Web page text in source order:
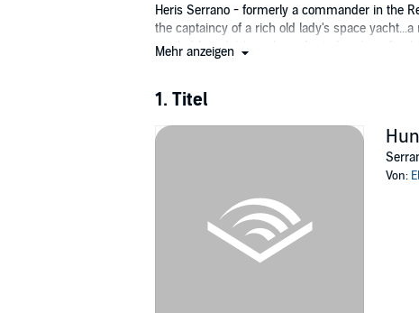
Heris Serrano - formerly a commander in the
the captaincy of a rich old lady's space
spoiled friends) have been foisted on her after
Performed by: Christopher Graybill, Colleen
©1993 Elizabeth Moon (P)2021 Graphic Audio
Mehr anzeigen
1. Titel
Von: